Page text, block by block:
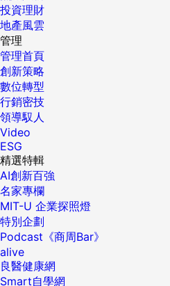
投資理財
地產風雲
管理
管理首頁
創新策略
數位轉型
行銷密技
領導馭人
Video
ESG
精選特輯
AI創新百強
名家專欄
MIT-U 企業探照燈
特別企劃
Podcast《商周Bar》
alive
良醫健康網
Smart自學網